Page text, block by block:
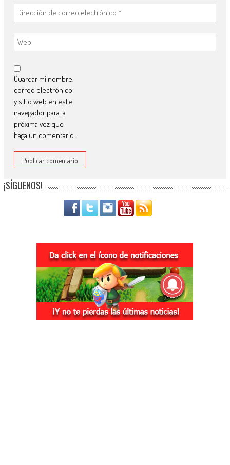
Guardar mi nombre,
correo electrónico
y sitio web en este
navegador para la
próxima vez que
haga un comentario.
¡SÍGUENOS!